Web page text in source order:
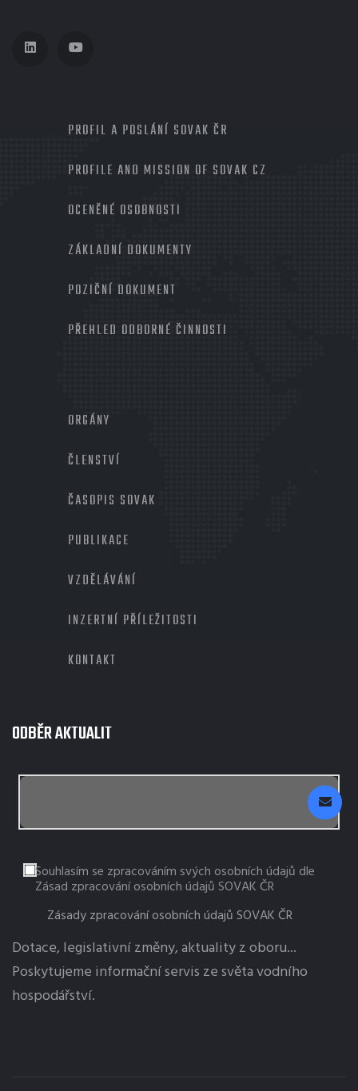
PROFIL A POSLÁNÍ SOVAK ČR
PROFILE AND MISSION OF SOVAK CZ
OCENĚNÉ OSOBNOSTI
ZÁKLADNÍ DOKUMENTY
POZIČNÍ DOKUMENT
PŘEHLED ODBORNÉ ČINNOSTI
ORGÁNY
ČLENSTVÍ
ČASOPIS SOVAK
PUBLIKACE
VZDĚLÁVÁNÍ
INZERTNÍ PŘÍLEŽITOSTI
KONTAKT
ODBĚR AKTUALIT
Souhlasím se zpracováním svých osobních údajů dle
Zásad zpracování osobních údajů SOVAK ČR
Zásady zpracování osobních údajů SOVAK ČR
Dotace, legislativní změny, aktuality z oboru...
Poskytujeme informační servis ze světa vodního
hospodářství.